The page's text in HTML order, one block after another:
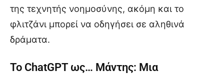
της τεχνητής νοημοσύνης, ακόμη και το
φλιτζάνι μπορεί να οδηγήσει σε αληθινά
δράματα.
Το ChatGPT ως… Μάντης: Μια